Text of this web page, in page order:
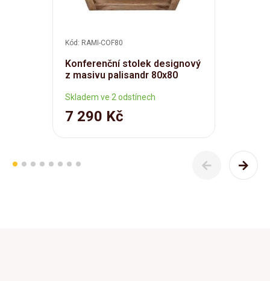
Kód: RAMI-COF80
Konferenční stolek designový
z masivu palisandr 80x80
Skladem ve 2 odstínech
7 290 Kč